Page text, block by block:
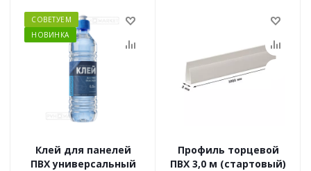
СОВЕТУЕМ
НОВИНКА
Клей для панелей
ПВХ универсальный
Профиль торцевой
ПВХ 3,0 м (стартовый)